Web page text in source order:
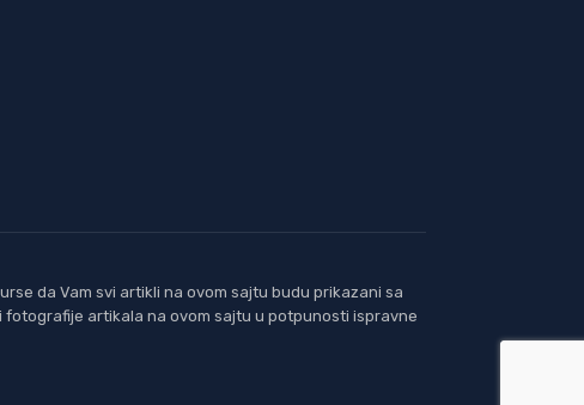
da Vam svi artikli na ovom sajtu budu prikazani sa
artikala na ovom sajtu u potpunosti ispravne